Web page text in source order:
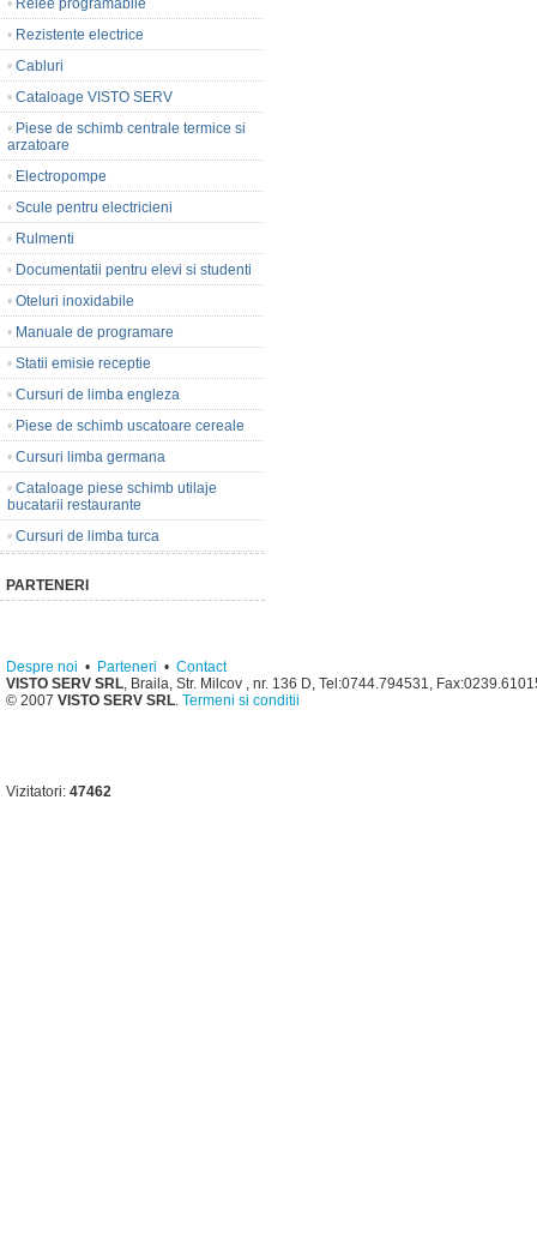
• Relee programabile
• Rezistente electrice
• Cabluri
• Cataloage VISTO SERV
• Piese de schimb centrale termice si
arzatoare
• Electropompe
• Scule pentru electricieni
• Rulmenti
• Documentatii pentru elevi si studenti
• Oteluri inoxidabile
• Manuale de programare
• Statii emisie receptie
• Cursuri de limba engleza
• Piese de schimb uscatoare cereale
• Cursuri limba germana
• Cataloage piese schimb utilaje
bucatarii restaurante
• Cursuri de limba turca
PARTENERI
Despre noi • Parteneri • Contact
VISTO SERV SRL, Braila, Str. Milcov , nr. 136 D, Tel:0744.794531,
© 2007 VISTO SERV SRL. Termeni si conditii
Vizitatori: 47462